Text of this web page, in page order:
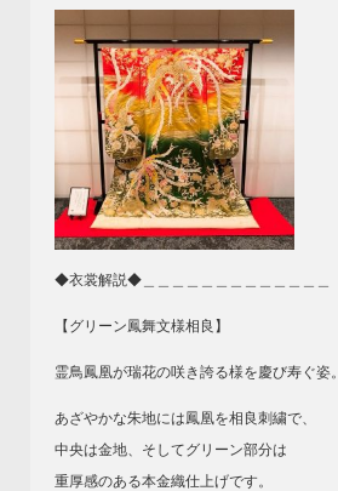
◆衣裳解説◆＿＿＿＿＿＿＿＿＿＿＿＿＿
【グリーン鳳舞文様相良】
霊鳥鳳凰が瑞花の咲き誇る様を慶び寿ぐ姿。
あざやかな朱地には鳳凰を相良刺繍で、
中央は金地、そしてグリーン部分は
重厚感のある本金織仕上げです。